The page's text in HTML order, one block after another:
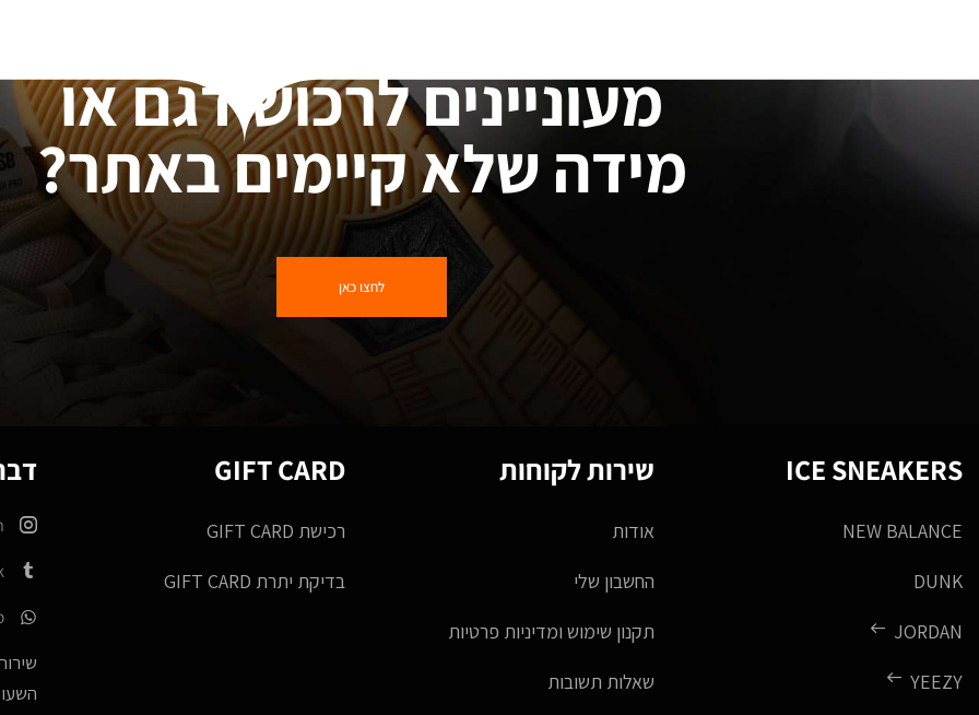
מעוניינים לרכוש דגם או
מידה שלא קיימים באתר?
לחצו כאן
ICE SNEAKERS
NEW BALANCE
DUNK
JORDAN
YEEZY
שירות לקוחות
אודות
החשבון שלי
תקנון שימוש ומדיניות פרטיות
שאלות תשובות
GIFT CARD
רכישת GIFT CARD
בדיקת יתרת GIFT CARD
השעות